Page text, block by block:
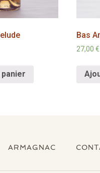
Bas
27,00€
ARMAGNAC